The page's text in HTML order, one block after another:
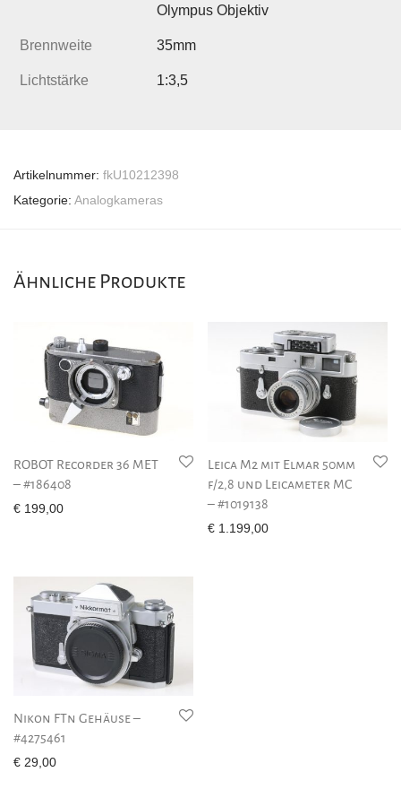
Olympus Objektiv
Brennweite 35mm
Lichtstärke 1:3,5
Artikelnummer: fkU10212398
Kategorie: Analogkameras
Ähnliche Produkte
ROBOT Recorder 36 MET
– #186408
€ 199,00
Leica M2 mit Elmar 50mm
f/2,8 und Leicameter MC
– #1019138
€ 1.199,00
Nikon FTn Gehäuse –
#4275461
€ 29,00